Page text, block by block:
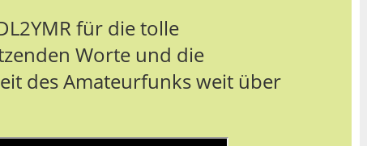
für die tolle
Worte und die
des Amateurfunks weit über